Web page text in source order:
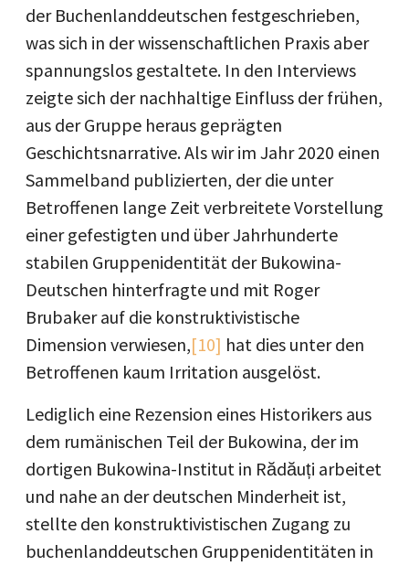
der Buchenlanddeutschen festgeschrieben,
was sich in der wissenschaftlichen Praxis aber
spannungslos gestaltete. In den Interviews
zeigte sich der nachhaltige Einfluss der frühen,
aus der Gruppe heraus geprägten
Geschichtsnarrative. Als wir im Jahr 2020 einen
Sammelband publizierten, der die unter
Betroffenen lange Zeit verbreitete Vorstellung
einer gefestigten und über Jahrhunderte
stabilen Gruppenidentität der Bukowina-
Deutschen hinterfragte und mit Roger
Brubaker auf die konstruktivistische
Dimension verwiesen,[10] hat dies unter den
Betroffenen kaum Irritation ausgelöst.
Lediglich eine Rezension eines Historikers aus
dem rumänischen Teil der Bukowina, der im
dortigen Bukowina-Institut in Rădăuți arbeitet
und nahe an der deutschen Minderheit ist,
stellte den konstruktivistischen Zugang zu
buchenlanddeutschen Gruppenidentitäten in